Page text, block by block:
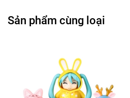
Sản phẩm cùng loại